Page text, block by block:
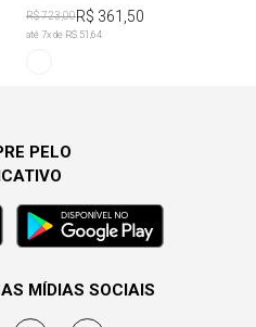
R$ 723,00R$ 361,50
até 7x de R$ 51,64
PELO
MÍDIAS SOCIAIS